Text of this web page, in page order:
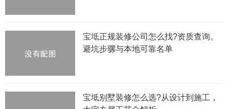
宝坻正规装修公司怎么找?资质查询。
避坑步骡与本地可靠名单
宝坻别墅装修怎么选?从设计到施工，